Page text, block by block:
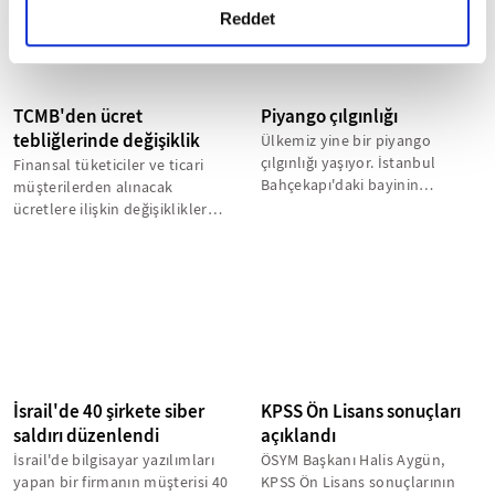
detaylı bilgi almak için lütfentıklayınız.
Reddet
TCMB'den ücret
tebliğlerinde değişiklik
Finansal tüketiciler ve ticari
müşterilerden alınacak
ücretlere ilişkin değişiklikler
Piyango çılgınlığı
Ülkemiz yine bir piyango
çılgınlığı yaşıyor. İstanbul
Bahçekapı'daki bayinin
İsrail'de 40 şirkete siber
saldırı düzenlendi
İsrail'de bilgisayar yazılımları
yapan bir firmanın müşterisi 40
KPSS Ön Lisans sonuçları
açıklandı
ÖSYM Başkanı Halis Aygün,
KPSS Ön Lisans sonuçlarının